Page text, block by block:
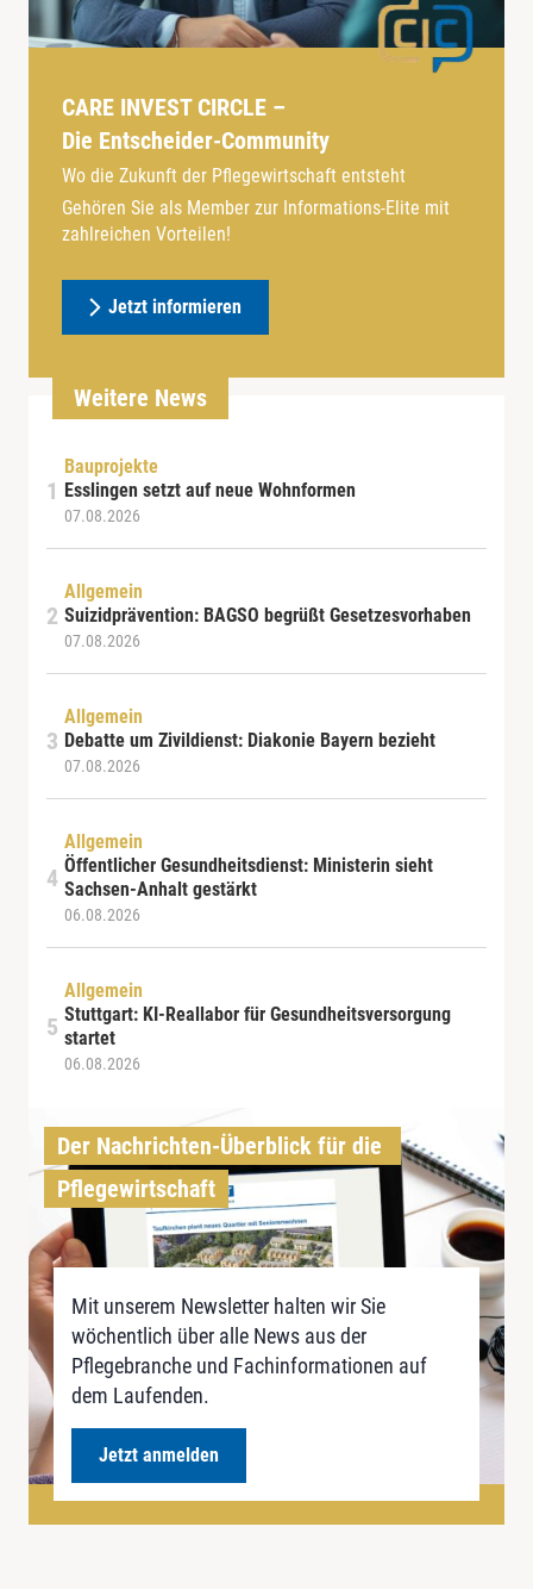
CARE INVEST CIRCLE –
Die Entscheider-Community
Wo die Zukunft der Pflegewirtschaft entsteht
Gehören Sie als Member zur Informations-Elite mit
zahlreichen Vorteilen!
Jetzt informieren
Weitere News
Bauprojekte
Esslingen setzt auf neue Wohnformen
07.08.2026
Allgemein
Suizidprävention: BAGSO begrüßt Gesetzesvorhaben
07.08.2026
Allgemein
Debatte um Zivildienst: Diakonie Bayern bezieht
07.08.2026
Allgemein
Öffentlicher Gesundheitsdienst: Ministerin sieht
Sachsen-Anhalt gestärkt
06.08.2026
Allgemein
Stuttgart: KI-Reallabor für Gesundheitsversorgung
startet
06.08.2026
Der Nachrichten-Überblick für die
Pflegewirtschaft
Mit unserem Newsletter halten wir Sie
wöchentlich über alle News aus der
Pflegebranche und Fachinformationen auf
dem Laufenden.
Jetzt anmelden